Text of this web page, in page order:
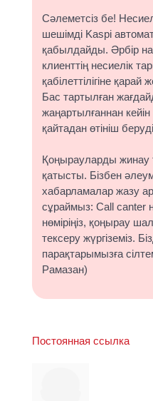
Сәлеметсіз бе!
шешімді Kaspi
қабылдайды. Әрбір
клиенттің несиелік
қабілеттілігіне
Бас тартылған
жаңартылғаннан кейін
қайтадан өтініш
Қоңырауларды
қатысты. Бізбен
хабарламалар жазу
сұраймыз: Call canter
нөміріңіз, қоңырау
тексеру жүргіземіз.
парақтарымызға
Рамазан)
Постоянная ссылка